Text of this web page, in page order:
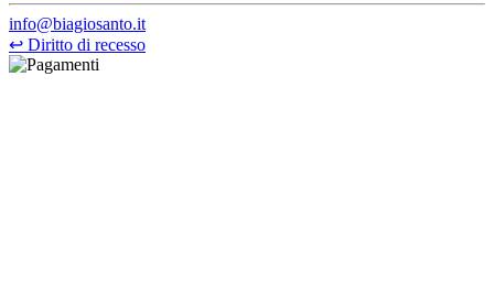
info@biagiosanto.it
↩ Diritto di recesso